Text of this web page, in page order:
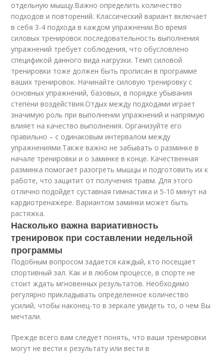
отдельную мышцу.Важно определить количество
подходов и повторений. Классический вариант включает
в себя 3-4 подхода в каждом упражнении.Во время
силовых тренировок последовательность выполнения
упражнений требует соблюдения, что обусловлено
спецификой данного вида нагрузки. Темп силовой
тренировки тоже должен быть прописан в программе
ваших тренировок. Начинайте силовую тренировку с
основных упражнений, базовых, в порядке убывания
степени воздействия.Отдых между подходами играет
значимую роль при выполнении упражнений и напрямую
влияет на качество выполнения. Организуйте его
правильно – с одинаковым интервалом между
упражнениями.Также важно не забывать о разминке в
начале тренировки и о заминке в конце. Качественная
разминка помогает разогреть мышцы и подготовить их к
работе, что защитит от получения травм. Для этого
отлично подойдет суставная гимнастика и 5-10 минут на
кардиотренажере. Вариантом заминки может быть
растяжка.
Насколько важна вариативность
тренировок при составлении недельной
программы
Подобным вопросом задается каждый, кто посещает
спортивный зал. Как и в любом процессе, в спорте не
стоит ждать мгновенных результатов. Необходимо
регулярно прикладывать определенное количество
усилий, чтобы наконец-то в зеркале увидеть то, о чем Вы
мечтали.
Прежде всего вам следует понять, что ваши тренировки
могут не вести к результату или вести в